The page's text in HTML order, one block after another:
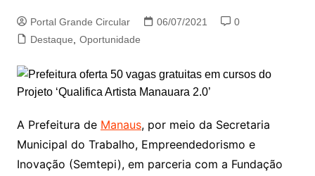
Portal Grande Circular 06/07/2021
0
Destaque
Oportunidade
A Prefeitura de Manaus, por meio da Secretaria
Municipal do Trabalho, Empreendedorismo e
Inovação (Semtepi), em parceria com a Fundação